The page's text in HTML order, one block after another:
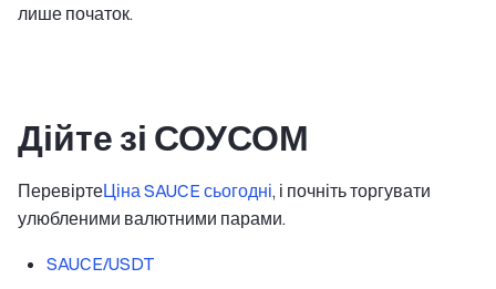
лише початок.
Дійте зі СОУСОМ
ПеревіртеЦіна SAUCE сьогодні, і почніть торгувати
улюбленими валютними парами.
SAUCE/USDT